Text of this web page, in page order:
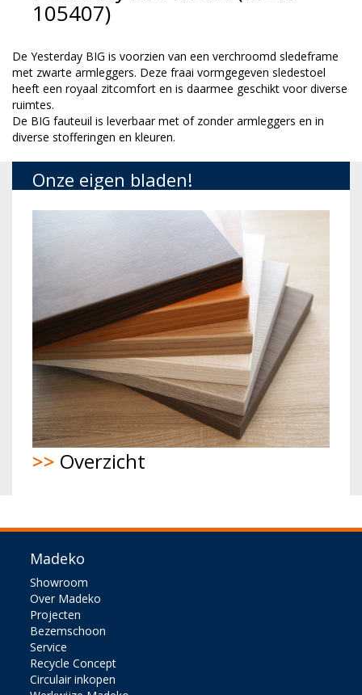
105407)
De Yesterday BIG is voorzien van een verchroomd sledeframe
met zwarte armleggers. Deze fraai vormgegeven sledestoel
heeft een royaal zitcomfort en is daarmee geschikt voor diverse
ruimtes.
De BIG fauteuil is leverbaar met of zonder armleggers en in
diverse stofferingen en kleuren.
Onze eigen bladen!
>> Overzicht
Madeko
Showroom
Over Madeko
Projecten
Bezemschoon
Service
Recycle Concept
Circulair inkopen